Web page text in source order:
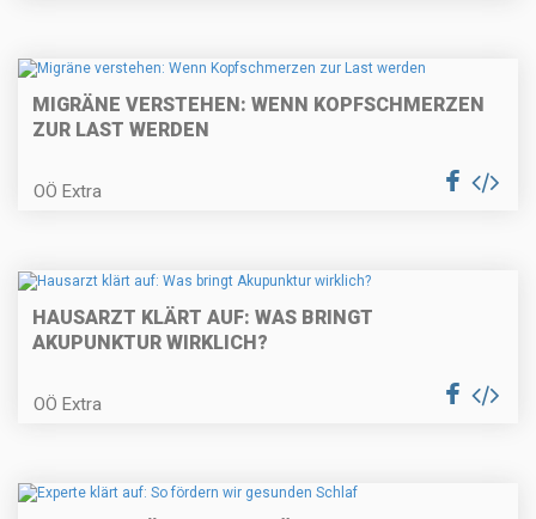
MIGRÄNE VERSTEHEN: WENN KOPFSCHMERZEN
ZUR LAST WERDEN
OÖ Extra
HAUSARZT KLÄRT AUF: WAS BRINGT
AKUPUNKTUR WIRKLICH?
OÖ Extra